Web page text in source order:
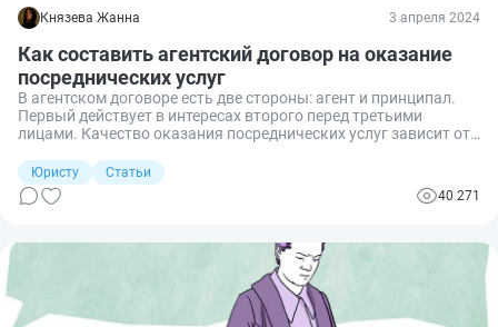
Князева Жанна 3 апреля 2024
Как составить агентский договор на оказание
посреднических услуг
В агентском договоре есть две стороны: агент и принципал.
Первый действует в интересах второго перед третьими
лицами. Качество оказания посреднических услуг зависит от
нюансы. Расскажем обо всём по порядку.
Юристу
Статьи
40 271